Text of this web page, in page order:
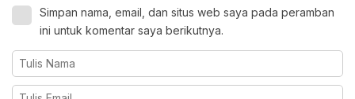
Simpan nama, email, dan situs web saya pada peramban
ini untuk komentar saya berikutnya.